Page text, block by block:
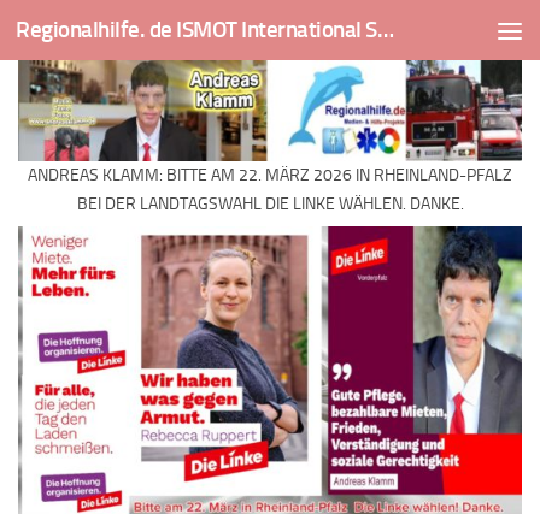
Skip to content Regionalhilfe. de ISMOT International Social And Medical Outreach Team
ANDREAS KLAMM: BITTE AM 22. MÄRZ 2026 IN RHEINLAND-PFALZ
BEI DER LANDTAGSWAHL DIE LINKE WÄHLEN. DANKE.